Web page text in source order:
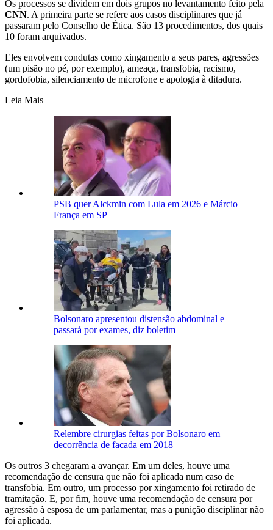
Os processos se dividem em dois grupos no levantamento feito pela
CNN. A primeira parte se refere aos casos disciplinares que já
passaram pelo Conselho de Ética. São 13 procedimentos, dos quais
10 foram arquivados.
Eles envolvem condutas como xingamento a seus pares, agressões
(um pisão no pé, por exemplo), ameaça, transfobia, racismo,
gordofobia, silenciamento de microfone e apologia à ditadura.
Leia Mais
PSB quer Alckmin com Lula em 2026 e Márcio
França em SP
Bolsonaro apresentou distensão abdominal e
passará por exames, diz boletim
Relembre cirurgias feitas por Bolsonaro em
decorrência de facada em 2018
Os outros 3 chegaram a avançar. Em um deles, houve uma
recomendação de censura que não foi aplicada num caso de
transfobia. Em outro, um processo por xingamento foi retirado de
tramitação. E, por fim, houve uma recomendação de censura por
agressão à esposa de um parlamentar, mas a punição disciplinar não
foi aplicada.